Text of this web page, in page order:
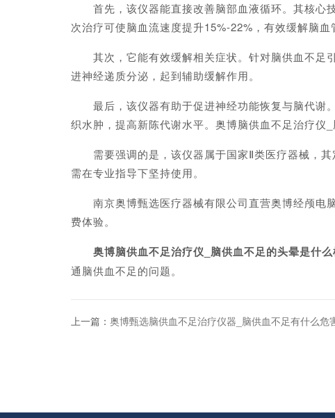
首先，该仪器能直接改善脑部血液循环。其核心
次治疗可使脑血流速度提升15%-22%，有效缓解脑血
其次，它能有效缓解相关症状。针对脑供血不足
进神经递质分泌，起到辅助缓解作用。
最后，该仪器有助于促进神经功能恢复与脑代谢
织水肿，提高新陈代谢水平。奥博脑供血不足治疗仪
需要强调的是，该仪器属于国家Ⅱ类医疗器械，其
需在专业指导下坚持使用。
南京奥博甄选医疗器械有限公司直营奥博经颅电
费体验。
奥博脑供血不足治疗仪_脑供血不足的头晕是什
通脑供血不足的问题。
上一篇： 奥博甄选脑供血不足治疗仪器_脑供血不足有什么危